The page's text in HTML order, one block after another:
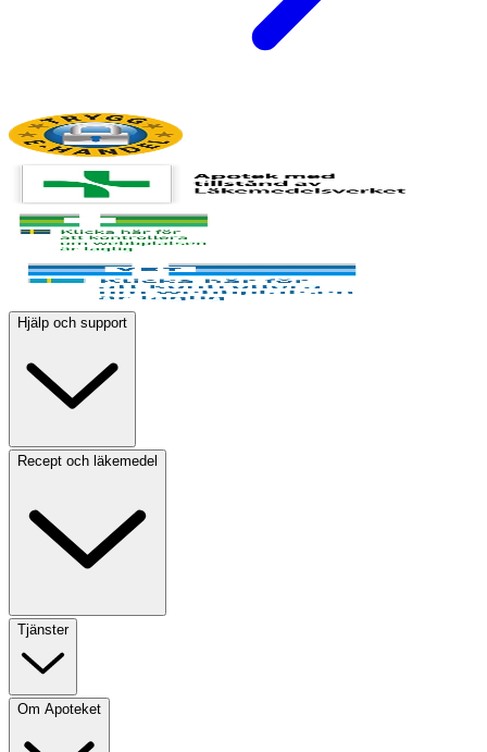
Hjälp och support
Recept och läkemedel
Tjänster
Om Apoteket